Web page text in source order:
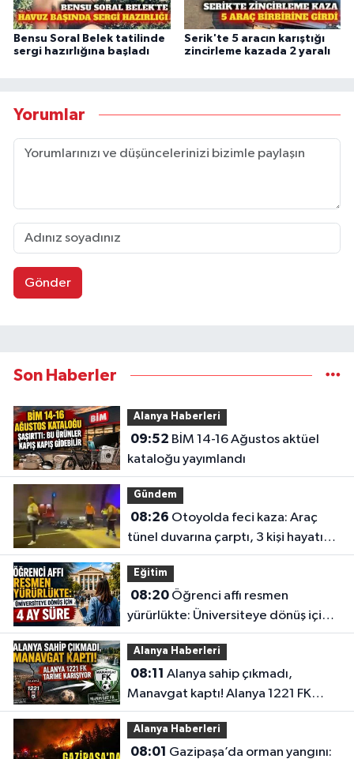
Bensu Soral Belek tatilinde
sergi hazırlığına başladı
Serik'te 5 aracın karıştığı
zincirleme kazada 2 yaralı
Yorumlar
Gönder
Son Haberler
Alanya Haberleri
09:52
kataloğu yayımlandı
Gündem
08:26
tünel duvarına çarptı, 3 kişi hayatını
kaybetti
Eğitim
08:20Öğrenci affı resmen
yürürlükte: Üniversiteye dönüş için 4
ay süre
Alanya Haberleri
08:11
Manavgat kaptı! Alanya 1221 FK
tarihe karışıyor
Alanya Haberleri
08:01